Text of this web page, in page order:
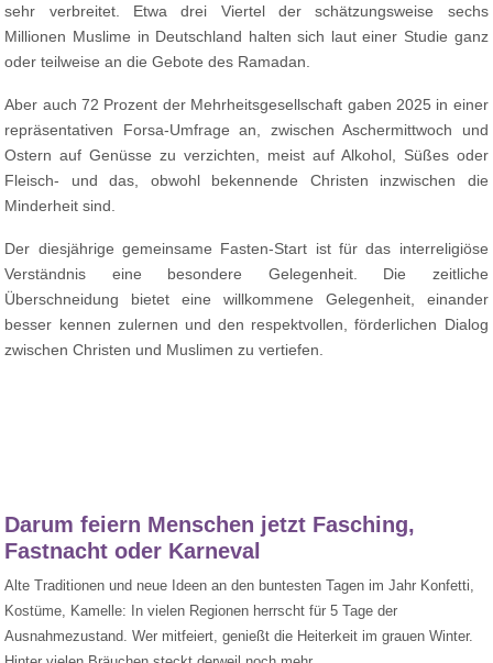
sehr verbreitet. Etwa drei Viertel der schätzungsweise sechs
Millionen Muslime in Deutschland halten sich laut einer Studie ganz
oder teilweise an die Gebote des Ramadan.
Aber auch 72 Prozent der Mehrheitsgesellschaft gaben 2025 in einer
repräsentativen Forsa-Umfrage an, zwischen Aschermittwoch und
Ostern auf Genüsse zu verzichten, meist auf Alkohol, Süßes oder
Fleisch- und das, obwohl bekennende Christen inzwischen die
Minderheit sind.
Der diesjährige gemeinsame Fasten-Start ist für das interreligiöse
Verständnis eine besondere Gelegenheit. Die zeitliche
Überschneidung bietet eine willkommene Gelegenheit, einander
besser kennen zulernen und den respektvollen, förderlichen Dialog
zwischen Christen und Muslimen zu vertiefen.
Darum feiern Menschen jetzt Fasching,
Fastnacht oder Karneval
Alte Traditionen und neue Ideen an den buntesten Tagen im Jahr Konfetti,
Kostüme, Kamelle: In vielen Regionen herrscht für 5 Tage der
Ausnahmezustand. Wer mitfeiert, genießt die Heiterkeit im grauen Winter.